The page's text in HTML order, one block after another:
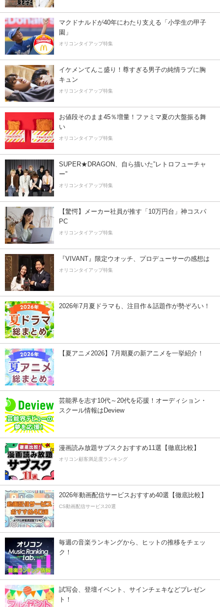
マクドナルドが40年にわたり支える「小学生の甲子
園」
オリコンタイアップ特集
イケメンてんこ盛り！尊すぎる男子の純情ラブに胸
キュン
オリコンタイアップ特集
お値段そのまま45％増量！ファミマ夏の大盤振る舞
い
オリコンタイアップ特集
SUPER★DRAGON、自ら描いた”レトロフューチャ
ー”
オリコンタイアップ特集
【驚愕】メーカー社員が推す「10万円台」神コスパ
PC
オリコンタイアップ特集
『VIVANT』限定ウオッチ、プロデューサーの感想は
オリコンタイアップ特集
2026年7月夏ドラマも、注目作＆話題作が勢ぞろい！
【夏アニメ2026】7月期夏の新アニメを一挙紹介！
芸能界を志す10代～20代を応援！オーディション・
スクール情報はDeview
漫画読み放題サブスクおすすめ11選【徹底比較】
オリコン顧客満足度ランキング
2026年動画配信サービスおすすめ40選【徹底比較】
CS動画配信サービス20選
毎週の音楽ランキングから、ヒットの推移をチェッ
ク！
試写会、登壇イベント、サインチェキなどプレゼン
ト！